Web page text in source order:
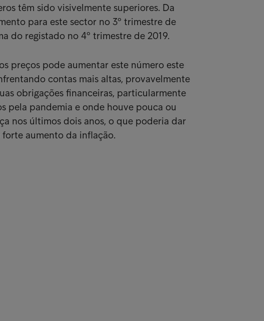
têm sido visivelmente superiores. Da
para este sector no 3º trimestre de
do registado no 4º trimestre de 2019.
preços pode aumentar este número este
contas mais altas, provavelmente
obrigações financeiras, particularmente
pela pandemia e onde houve pouca ou
nos últimos dois anos, o que poderia dar
aumento da inflação.